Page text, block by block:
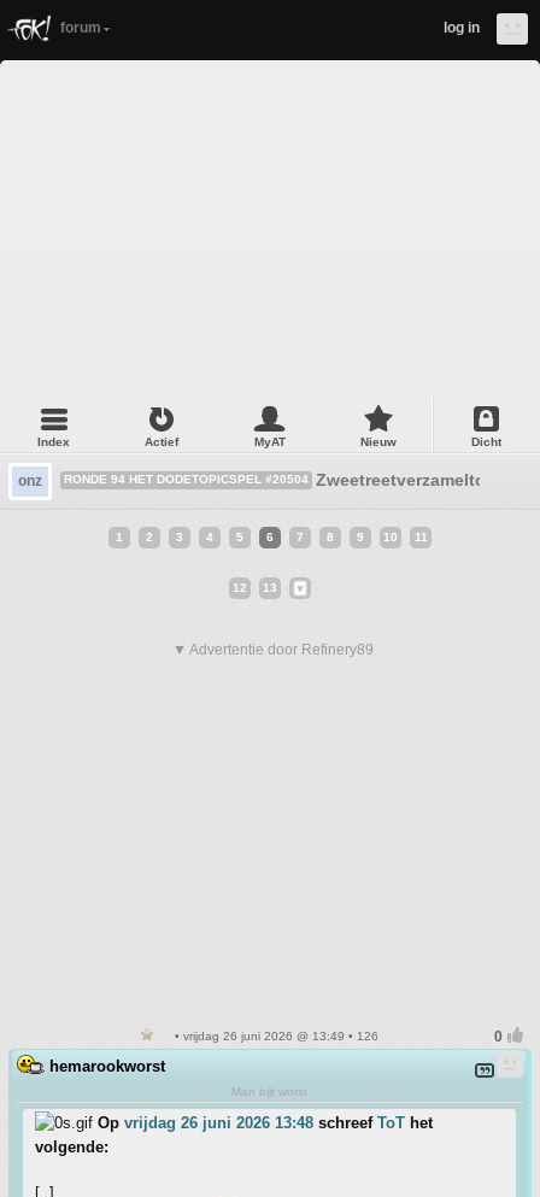
forum log in
Index Actief MyAT Nieuw Dicht
onz RONDE 94 HET DODETOPICSPEL #20504 Zweetreetverzameltopic
1 2 3 4 5 6 7 8 9 10 11
12 13
▼ Advertentie door Refinery89
• vrijdag 26 juni 2026 @ 13:49 • 126
hemarookworst
Man bijt worst
Op vrijdag 26 juni 2026 13:48 schreef ToT het
volgende:
[..]